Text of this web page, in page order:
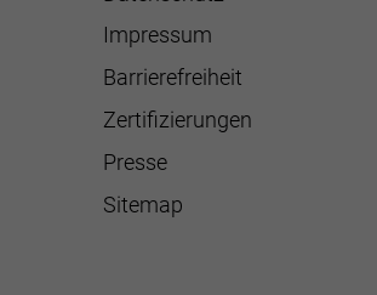
Impressum
Barrierefreiheit
Zertifizierungen
Presse
Sitemap